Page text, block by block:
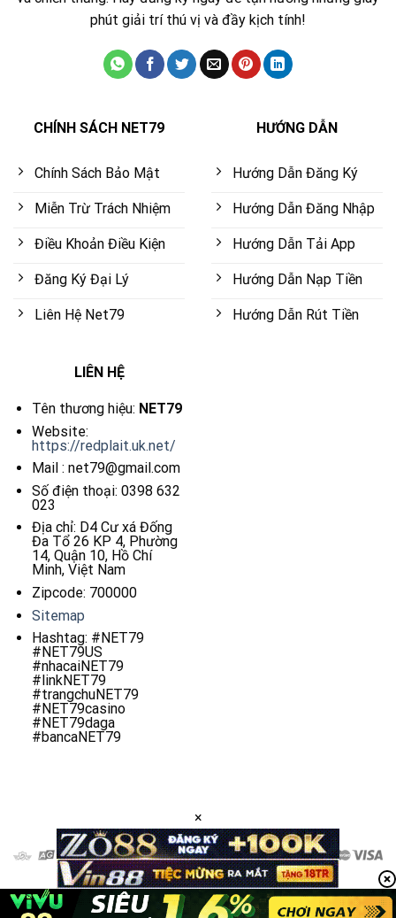
phút giải trí thú vị và đầy kịch tính!
CHÍNH SÁCH NET79
Chính Sách Bảo Mật
Miễn Trừ Trách Nhiệm
Điều Khoản Điều Kiện
Đăng Ký Đại Lý
Liên Hệ Net79
HƯỚNG DẪN
Hướng Dẫn Đăng Ký
Hướng Dẫn Đăng Nhập
Hướng Dẫn Tải App
Hướng Dẫn Nạp Tiền
Hướng Dẫn Rút Tiền
LIÊN HỆ
Tên thương hiệu: NET79
Website:
https://redplait.uk.net/
Mail : net79@gmail.com
Số điện thoại: 0398 632
023
Địa chỉ: D4 Cư xá Đống
Đa Tổ 26 KP 4, Phường
14, Quận 10, Hồ Chí
Minh, Việt Nam
Zipcode: 700000
Sitemap
Hashtag: #NET79
#NET79US
#nhacaiNET79
#linkNET79
#trangchuNET79
#NET79casino
#NET79daga
#bancaNET79
Copyright 2026 © redplait.uk.net TRANG CHỦ CHÍNH THỨC
×